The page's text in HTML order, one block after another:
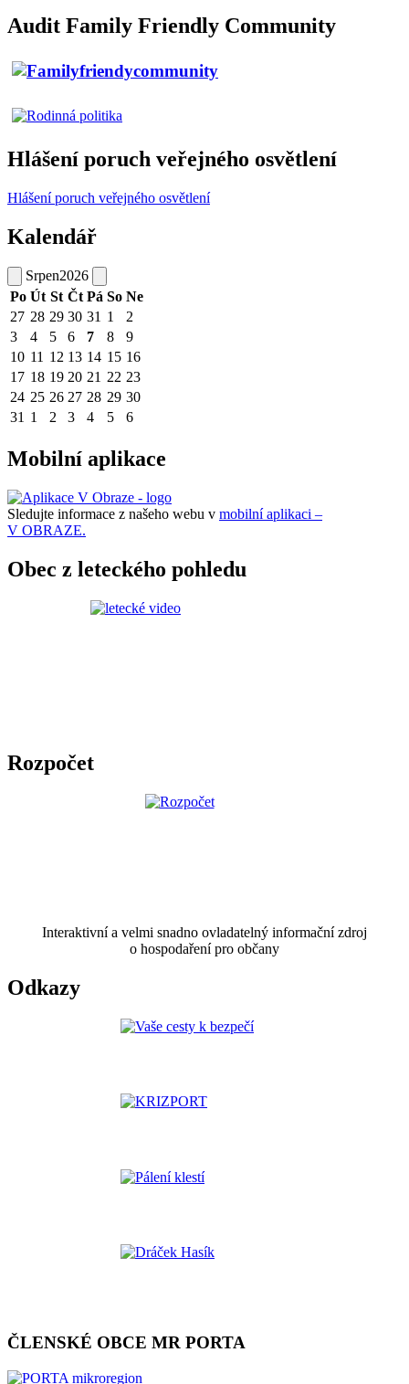
Audit Family Friendly Community
Hlášení poruch veřejného osvětlení
Hlášení poruch veřejného osvětlení
Kalendář
Srpen2026
Po Út St Čt Pá So Ne
27 28 29 30 31 1
2
3
4 5 6 7 8
9
10 11 12 13 14 15 16
17 18 19 20 21 22 23
24 25 26 27 28 29 30
31 1 2 3 4 5 6
Mobilní aplikace
Sledujte informace z našeho webu v mobilní aplikaci –
V OBRAZE.
Obec z leteckého pohledu
Rozpočet
Interaktivní a velmi snadno ovladatelný informační zdroj
o hospodaření pro občany
Odkazy
ČLENSKÉ OBCE MR PORTA